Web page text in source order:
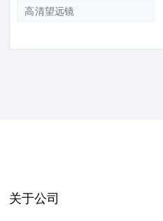
高清望远镜
关于公司